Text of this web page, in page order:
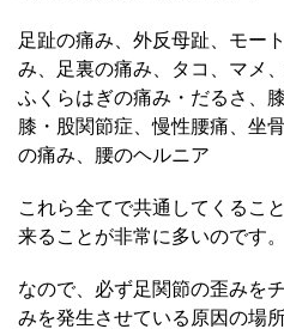
足趾の痛み、外反母趾、モー
み、足裏の痛み、タコ、マメ
ふくらはぎの痛み・だるさ、
膝・股関節症、慢性腰痛、坐
の痛み、腰のヘルニア
これら全てで共通してくるこ
来ることが非常に多いのです。
なので、必ず足関節の歪みを
みを発生させている原因の場